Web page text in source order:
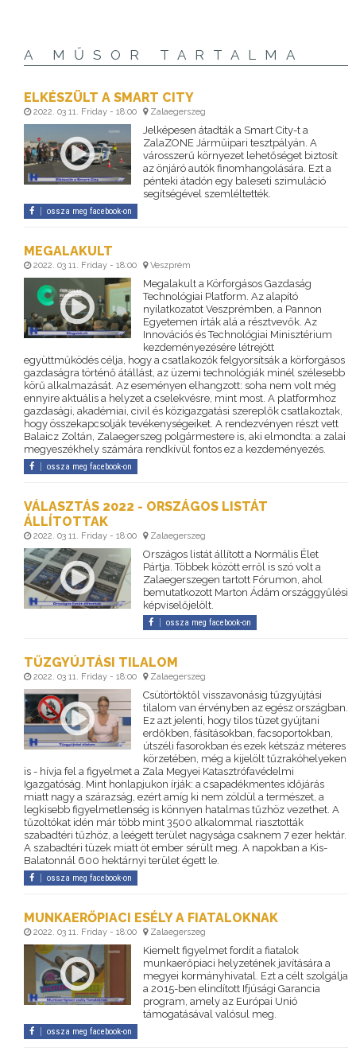
A MŰSOR TARTALMA
ELKÉSZÜLT A SMART CITY
2022. 03 11. Friday - 18:00 Zalaegerszeg
Jelképesen átadták a Smart City-t a
ZalaZONE Járműipari tesztpályán. A
városszerű környezet lehetőséget biztosít
az önjáró autók finomhangolására. Ezt a
pénteki átadón egy baleseti szimuláció
segítségével szemléltették.
ossza meg facebook-on
MEGALAKULT
2022. 03 11. Friday - 18:00 Veszprém
Megalakult a Körforgásos Gazdaság
Technológiai Platform. Az alapító
nyilatkozatot Veszprémben, a Pannon
Egyetemen írták alá a résztvevők. Az
Innovációs és Technológiai Minisztérium
kezdeményezésére létrejött
együttműködés célja, hogy a csatlakozók felgyorsítsák a körforgásos
gazdaságra történő átállást, az üzemi technológiák minél szélesebb
körű alkalmazását. Az eseményen elhangzott: soha nem volt még
ennyire aktuális a helyzet a cselekvésre, mint most. A platformhoz
gazdasági, akadémiai, civil és közigazgatási szereplők csatlakoztak,
hogy összekapcsolják tevékenységeiket. A rendezvényen részt vett
Balaicz Zoltán, Zalaegerszeg polgármestere is, aki elmondta: a zalai
megyeszékhely számára rendkívül fontos ez a kezdeményezés.
ossza meg facebook-on
VÁLASZTÁS 2022 - ORSZÁGOS LISTÁT
ÁLLÍTOTTAK
2022. 03 11. Friday - 18:00 Zalaegerszeg
Országos listát állított a Normális Élet
Pártja. Többek között erről is szó volt a
Zalaegerszegen tartott Fórumon, ahol
bemutatkozott Marton Ádám országgyűlési
képviselőjelölt.
ossza meg facebook-on
TŰZGYÚJTÁSI TILALOM
2022. 03 11. Friday - 18:00 Zalaegerszeg
Csütörtöktől visszavonásig tűzgyújtási
tilalom van érvényben az egész országban.
Ez azt jelenti, hogy tilos tüzet gyújtani
erdőkben, fásításokban, facsoportokban,
útszéli fasorokban és ezek kétszáz méteres
körzetében, még a kijelölt tűzrakóhelyeken
is - hívja fel a figyelmet a Zala Megyei Katasztrófavédelmi
Igazgatóság. Mint honlapjukon írják: a csapadékmentes időjárás
miatt nagy a szárazság, ezért amíg ki nem zöldül a természet, a
legkisebb figyelmetlenség is könnyen hatalmas tűzhöz vezethet. A
tűzoltókat idén már több mint 3500 alkalommal riasztották
szabadtéri tűzhöz, a leégett terület nagysága csaknem 7 ezer hektár.
A szabadtéri tüzek miatt öt ember sérült meg. A napokban a Kis-
Balatonnál 600 hektárnyi terület égett le.
ossza meg facebook-on
MUNKAERŐPIACI ESÉLY A FIATALOKNAK
2022. 03 11. Friday - 18:00 Zalaegerszeg
Kiemelt figyelmet fordít a fiatalok
munkaerőpiaci helyzetének javítására a
megyei kormányhivatal. Ezt a célt szolgálja
a 2015-ben elindított Ifjúsági Garancia
program, amely az Európai Unió
támogatásával valósul meg.
ossza meg facebook-on